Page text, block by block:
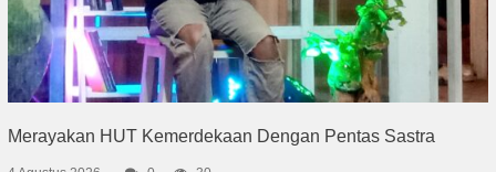
Merayakan HUT Kemerdekaan Dengan Pentas Sastra